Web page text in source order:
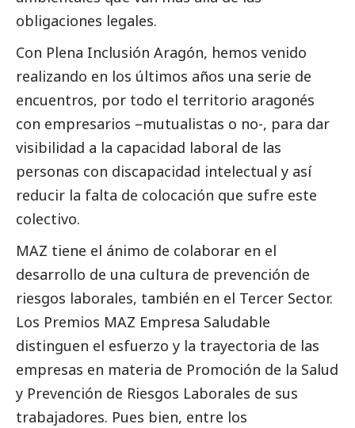
obligaciones legales.
Con Plena Inclusión Aragón, hemos venido
realizando en los últimos años una serie de
encuentros, por todo el territorio aragonés
con empresarios –mutualistas o no-, para dar
visibilidad a la capacidad laboral de las
personas con discapacidad intelectual y así
reducir la falta de colocación que sufre este
colectivo.
MAZ tiene el ánimo de colaborar en el
desarrollo de una cultura de prevención de
riesgos laborales, también en el Tercer Sector.
Los Premios MAZ Empresa Saludable
distinguen el esfuerzo y la trayectoria de las
empresas en materia de Promoción de la Salud
y Prevención de Riesgos Laborales de sus
trabajadores. Pues bien, entre los